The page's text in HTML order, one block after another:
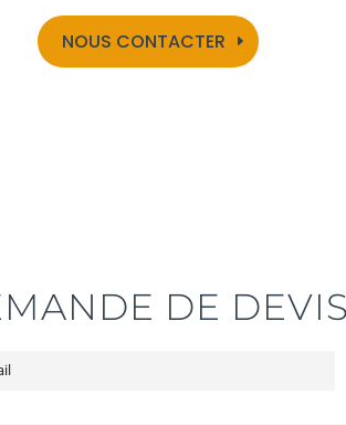
NOUS CONTACTER
DE DEVIS